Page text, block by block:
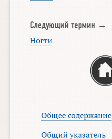
Следующий термин →
Ногти
Общее содержание
Общий указатель